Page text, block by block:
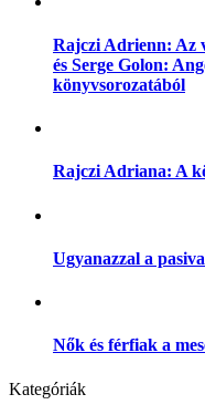
Rajczi Adrienn: Az
és Serge Golon:
könyvsorozatából
Rajczi Adriana: A
Ugyanazzal a
Nők és férfiak a
Kategóriák